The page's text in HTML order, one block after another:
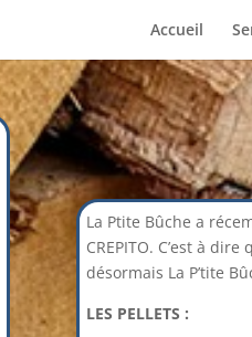
Accueil
La Ptite Bûche a
CREPITO. C’est à
désormais La P’tite
LES PELLETS :